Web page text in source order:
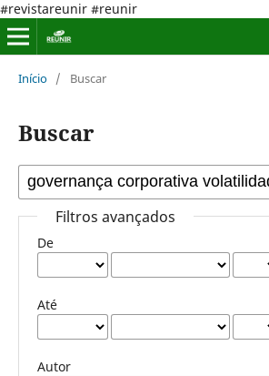
#revistareunir #reunir
Início / Buscar
Buscar
Filtros avançados
De
Até
Autor